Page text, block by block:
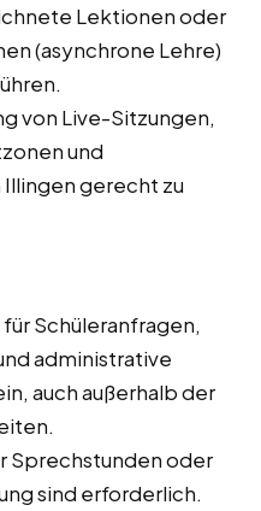
Lektionen oder
(asynchrone Lehre)
von Live-Sitzungen,
und
gerecht zu
Schüleranfragen,
administrative
auch außerhalb der
Sprechstunden oder
sind erforderlich.